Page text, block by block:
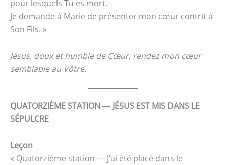
pour lesquels Tu es mort.
Je demande à Marie de présenter mon cœur contrit à
Son Fils. »
Jésus, doux et humble de Cœur, rendez mon cœur
semblable au Vôtre.
QUATORZIÈME STATION ― JÉSUS EST MIS DANS LE
SÉPULCRE
Leçon
« Quatorzième station — J’ai été placé dans le